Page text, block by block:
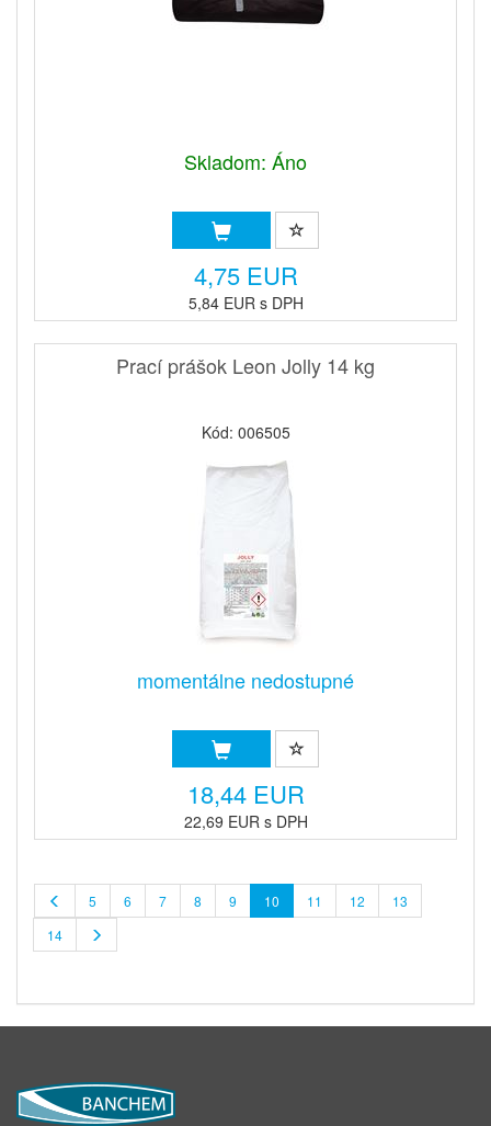
Skladom: Áno
4,75 EUR
5,84 EUR s DPH
Prací prášok Leon Jolly 14 kg
Kód: 006505
momentálne nedostupné
18,44 EUR
22,69 EUR s DPH
5 6 7 8 9 10 11 12
13
14